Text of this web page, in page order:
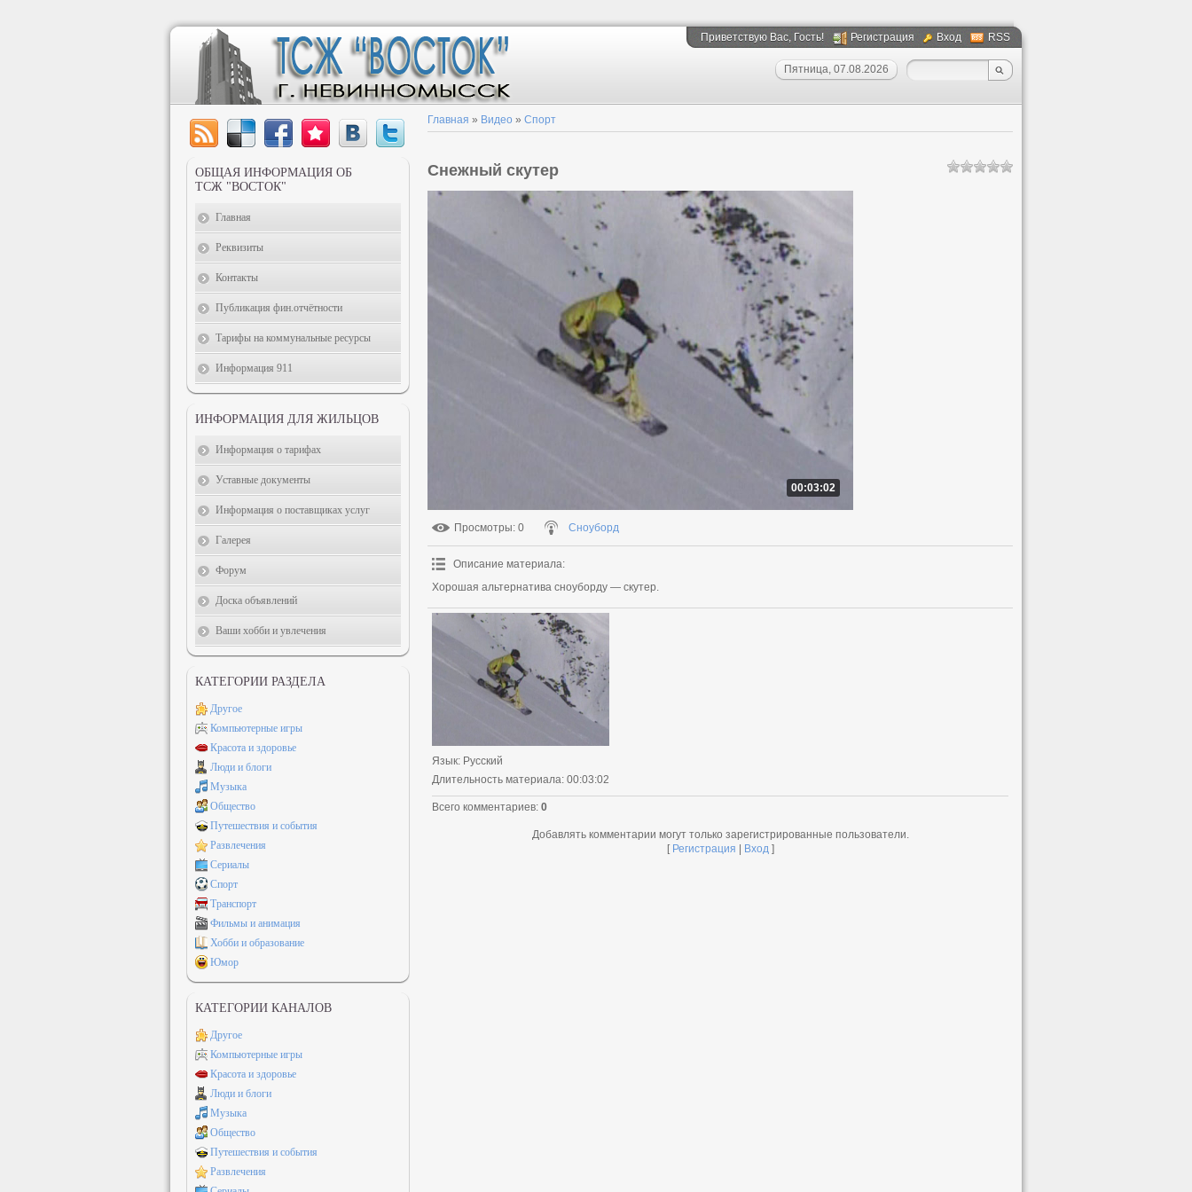
Приветствую Вас, Гость! Регистрация Вход RSS
Пятница, 07.08.2026
Главная » Видео » Спорт
Снежный скутер
00:03:02
Просмотры: 0 Сноуборд
Описание материала:
Хорошая альтернатива сноуборду — скутер.
Язык: Русский
Длительность материала: 00:03:02
Всего комментариев: 0
Добавлять комментарии могут только зарегистрированные пользователи.
[ Регистрация Вход]
ОБЩАЯ ИНФОРМАЦИЯ ОБ
ТСЖ "ВОСТОК"
Главная
Реквизиты
Контакты
Публикация фин.отчётности
Тарифы на коммунальные ресурсы
Информация 911
ИНФОРМАЦИЯ ДЛЯ ЖИЛЬЦОВ
Информация о тарифах
Уставные документы
Информация о поставщиках услуг
Галерея
Форум
Доска объявлений
Ваши хобби и увлечения
КАТЕГОРИИ РАЗДЕЛА
Другое
Компьютерные игры
Красота и здоровье
Люди и блоги
Музыка
Общество
Путешествия и события
Развлечения
Сериалы
Спорт
Транспорт
Фильмы и анимация
Хобби и образование
Юмор
КАТЕГОРИИ КАНАЛОВ
Другое
Компьютерные игры
Красота и здоровье
Люди и блоги
Музыка
Общество
Путешествия и события
Развлечения